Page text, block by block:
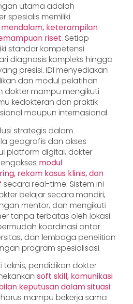
utama adalah
spesialis memiliki
keterampilan
riset. Setiap
standar kompetensi
diagnosis kompleks hingga
presisi. IDI menyediakan
dan modul pelatihan
dokter mampu mengikuti
kedokteran dan praktik
maupun internasional.
strategis dalam
geografis dan akses
platform digital, dokter
modul
rekam kasus klinis, dan
secara real-time. Sistem ini
belajar secara mandiri,
mentor, dan mengikuti
tanpa terbatas oleh lokasi.
koordinasi antar
dan lembaga penelitian
program spesialisasi.
teknis, pendidikan dokter
soft skill, komunikasi
keputusan dalam situasi
harus mampu bekerja sama